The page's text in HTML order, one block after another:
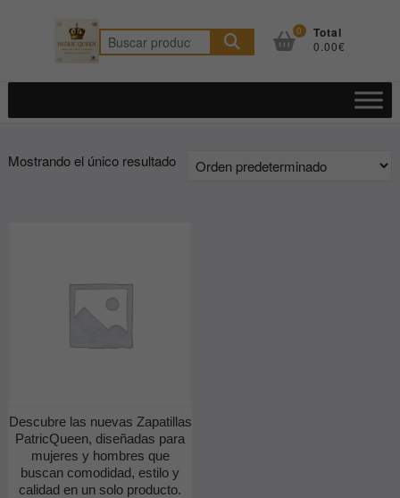
Buscar
por:
0 Total
0.00€
Mostrando el único resultado
Descubre las nuevas Zapatillas
PatricQueen, diseñadas para
mujeres y hombres que
buscan comodidad, estilo y
calidad en un solo producto.